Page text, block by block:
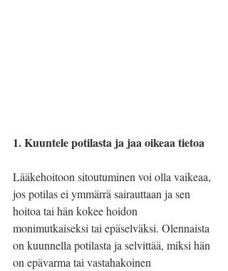
1. Kuuntele potilasta ja jaa oikeaa tietoa
Lääkehoitoon sitoutuminen voi olla vaikeaa,
jos potilas ei ymmärrä sairauttaan ja sen
hoitoa tai hän kokee hoidon
monimutkaiseksi tai epäselväksi. Olennaista
on kuunnella potilasta ja selvittää, miksi hän
on epävarma tai vastahakoinen